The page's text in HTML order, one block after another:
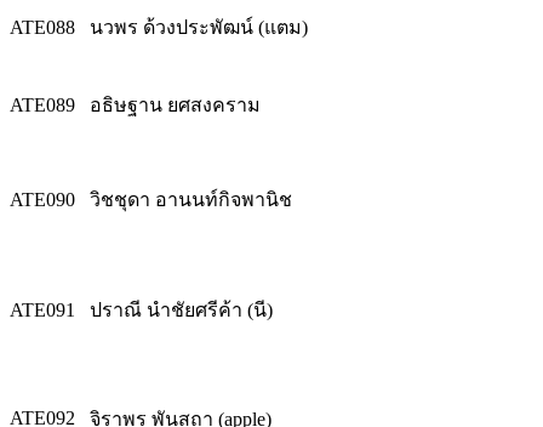
ATE088 นวพร ด้วงประพัฒน์ (แตม)
ATE089 อธิษฐาน ยศสงคราม
ATE090 วิชชุดา อานนท์กิจพานิช
ATE091 ปราณี นำชัยศรีค้า (นี)
ATE092 จิราพร พันสถา (apple)